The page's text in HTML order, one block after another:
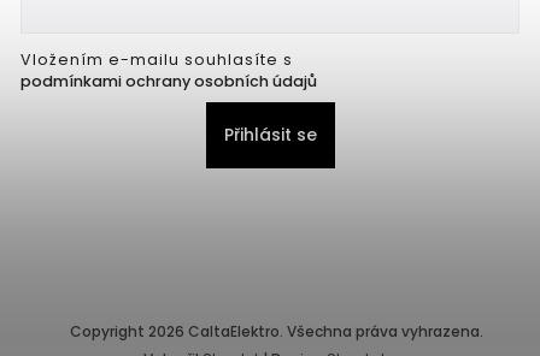
Vložením e-mailu souhlasíte s
podmínkami ochrany osobních údajů
Přihlásit se
Copyright 2026 CaltaElektro. Všechna práva vyhrazena.